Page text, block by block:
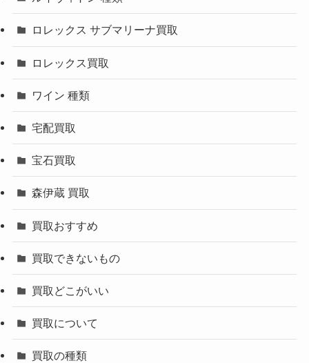
ロレックス サブマリーナ買取
ロレックス買取
ワイン 種類
宅配買取
宝石買取
森伊蔵 買取
買取おすすめ
買取できないもの
買取どこがいい
買取について
買取の種類